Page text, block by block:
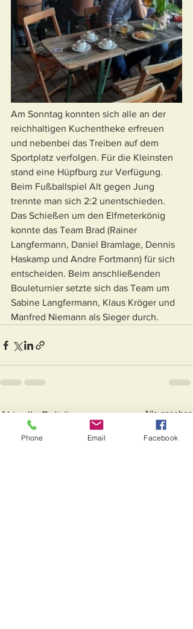
Am Sonntag konnten sich alle an der
reichhaltigen Kuchentheke erfreuen
und nebenbei das Treiben auf dem
Sportplatz verfolgen. Für die Kleinsten
stand eine Hüpfburg zur Verfügung.
Beim Fußballspiel Alt gegen Jung
trennte man sich 2:2 unentschieden.
Das Schießen um den Elfmeterkönig
konnte das Team Brad (Rainer
Langfermann, Daniel Bramlage, Dennis
Haskamp und Andre Fortmann) für sich
entscheiden. Beim anschließenden
Bouleturnier setzte sich das Team um
Sabine Langfermann, Klaus Kröger und
Manfred Niemann als Sieger durch.
Aktuelle Beiträge Alle ansehen
Phone Email Facebook